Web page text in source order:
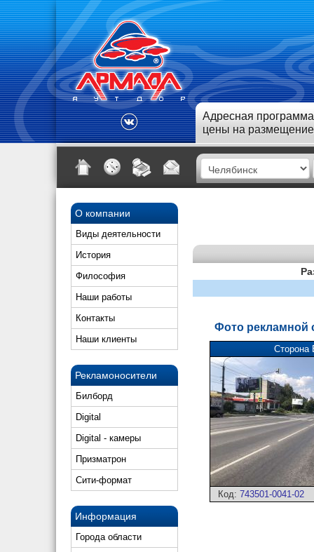
Адресная
цены на размещение
О компании
Виды деятельности
История
Философия
Наши работы
Контакты
Наши клиенты
Рекламоносители
Билборд
Digital
Digital - камеры
Призматрон
Сити-формат
Информация
Города области
Фото рекламной
Сторона
Код: 743501-0041-02